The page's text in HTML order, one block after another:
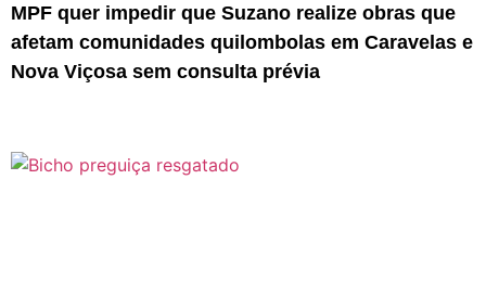
MPF quer impedir que Suzano realize obras que
afetam comunidades quilombolas em Caravelas e
Nova Viçosa sem consulta prévia